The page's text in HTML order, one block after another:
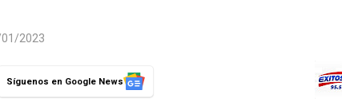
2023
Síguenos en Google News